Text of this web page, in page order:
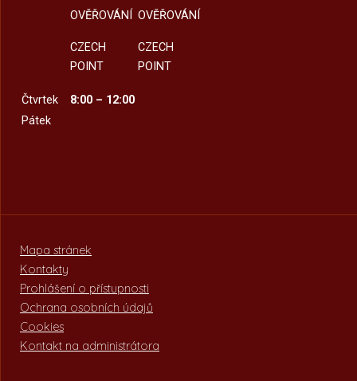
OVĚŘOVÁNÍ
CZECH
POINT
OVĚŘOVÁNÍ
CZECH
POINT
Čtvrtek
8:00 – 12:00
Pátek
Mapa stránek
Kontakty
Prohlášení o přístupnosti
Ochrana osobních údajů
Cookies
Kontakt na administrátora